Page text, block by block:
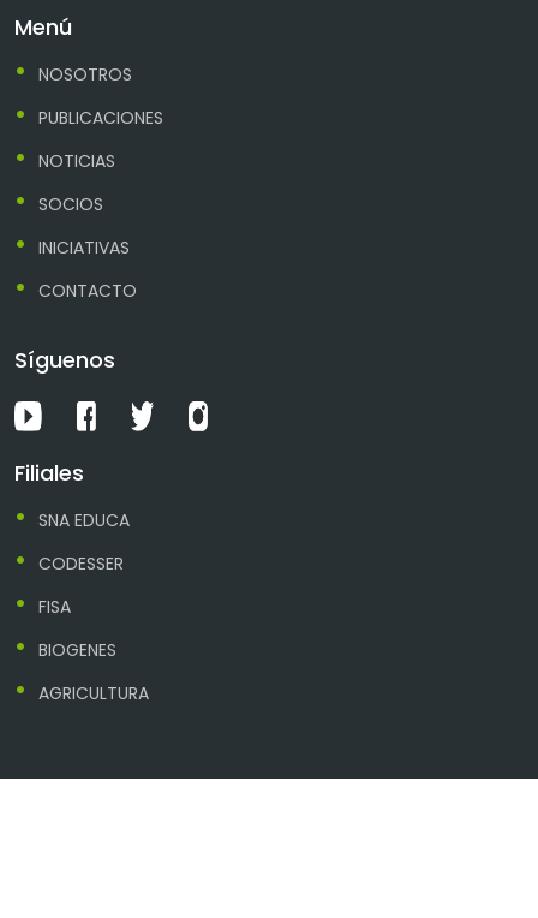
Menú
NOSOTROS
PUBLICACIONES
NOTICIAS
SOCIOS
INICIATIVAS
CONTACTO
Síguenos
Filiales
SNA EDUCA
CODESSER
FISA
BIOGENES
AGRICULTURA